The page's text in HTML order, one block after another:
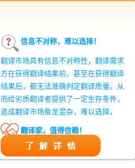
信息不对称，难以选择！
翻译市场具有信息不对称性，翻译需求
方在获得翻译结果前，甚至在获得翻译
结果后，都无法准确判定翻译质量。从
而给劣质翻译者提供了一定生存条件，
造成翻译市场鱼龙混杂，难以选择。
翻译家，值得信赖！
翻译家是经过时间考验和市场选择的优
秀翻译供应商，其翻译品质得到了客户